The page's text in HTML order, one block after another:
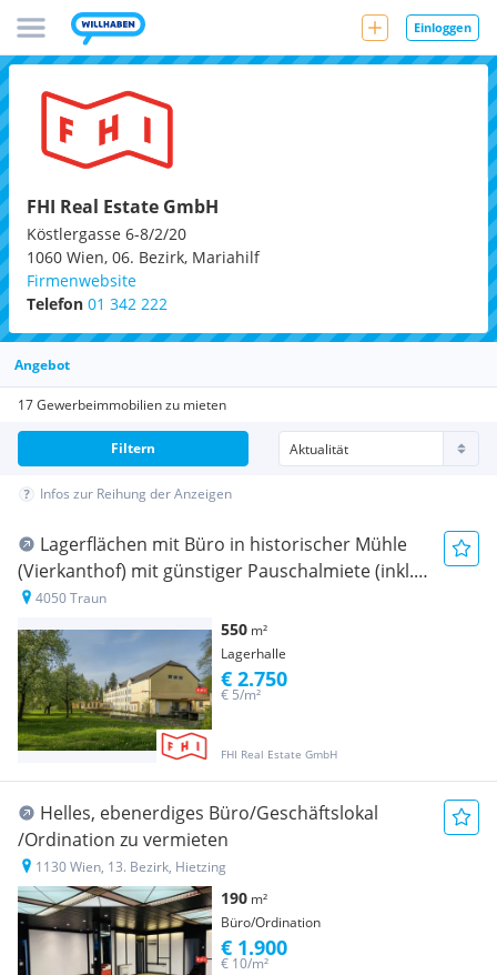
Einloggen
FHI Real Estate GmbH
Köstlergasse 6-8/2/20
1060 Wien, 06. Bezirk, Mariahilf
Firmenwebsite
Telefon 01 342 222
Angebot
17 Gewerbeimmobilien zu mieten
Filtern
Infos zur Reihung der Anzeigen
Lagerflächen mit Büro in historischer Mühle
(Vierkanthof) mit günstiger Pauschalmiete (inkl.
Betriebskosten) nähe Gewerbepark
Franzosenhausweg bei der A7-Abfahrt richtung
Linz in St.Martin/Traun
4050 Traun
550 m²
Lagerhalle
FHI Real Estate GmbH
€ 5/m²
€ 2.750
Helles, ebenerdiges Büro/Geschäftslokal
/Ordination zu vermieten
1130 Wien, 13. Bezirk, Hietzing
190 m²
Büro/Ordination
€ 10/m²
€ 1.900